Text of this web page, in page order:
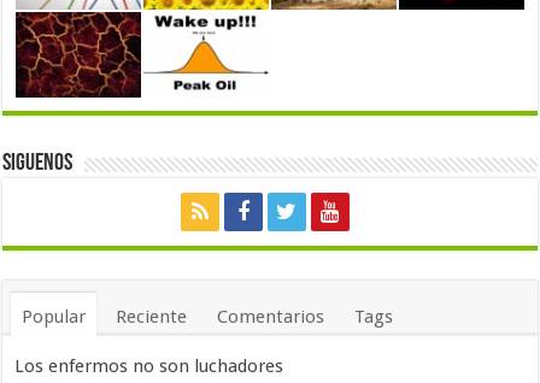
Siguenos
Popular Reciente Comentarios Tags
Los enfermos no son luchadores